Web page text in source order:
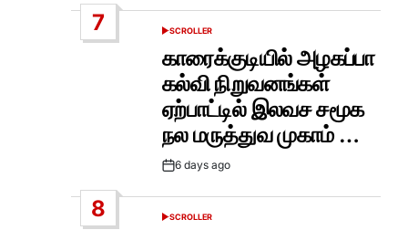
7
POSTED
SCROLLER
காரைக்குடியில் அழகப்பா
கல்வி நிறுவனங்கள்
ஏற்பாட்டில் இலவச சமூக
நல மருத்துவ முகாம் …
Post6 days ago
8
POSTED
SCROLLER